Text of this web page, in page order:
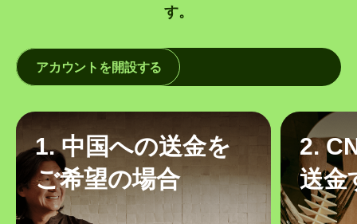
す。
アカウントを開設する
1. 中国への送金を
ご希望の場合
2.
送金